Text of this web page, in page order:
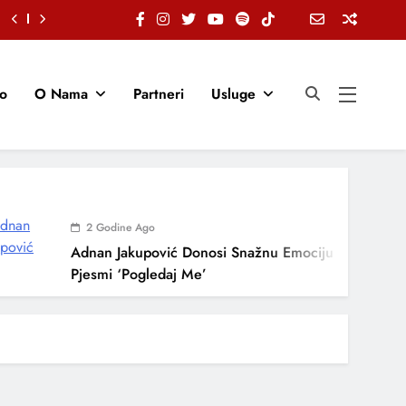
O Nama Partneri Usluge
2 Godine Ago
Adnan Jakupović Donosi Snažnu Emociju U Novoj
Pjesmi ‘Pogledaj Me’